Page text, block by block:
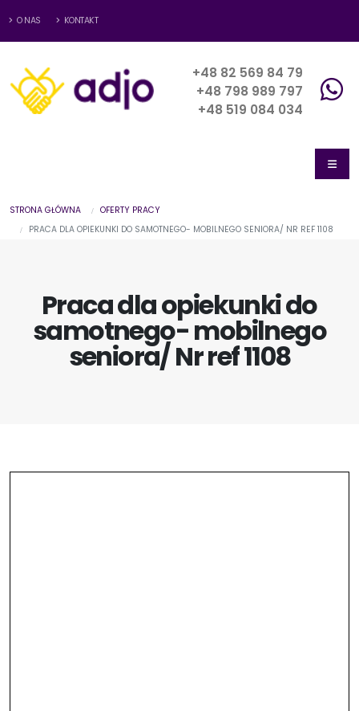
O NAS KONTAKT
+48 82 569 84 79
+48 798 989 797
+48 519 084 034
STRONA GŁÓWNA
OFERTY PRACY
PRACA DLA OPIEKUNKI DO SAMOTNEGO- MOBILNEGO SENIORA/ NR REF 1108
Praca dla opiekunki do
samotnego- mobilnego
seniora/ Nr ref 1108